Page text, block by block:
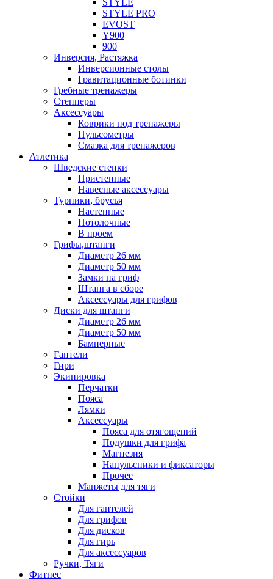
STYLE
STYLE PRO
EVOST
Y900
900
Инверсия, Растяжка
Инверсионные столы
Гравитационные ботинки
Гребные тренажеры
Степперы
Аксессуары
Коврики под тренажеры
Пульсометры
Смазка для тренажеров
Атлетика
Шведские стенки
Пристенные
Навесные аксессуары
Турники, брусья
Настенные
Потолочные
В проем
Грифы,штанги
Диаметр 26 мм
Диаметр 50 мм
Замки на гриф
Штанга в сборе
Аксессуары для грифов
Диски для штанги
Диаметр 26 мм
Диаметр 50 мм
Бамперные
Гантели
Гири
Экипировка
Перчатки
Пояса
Лямки
Аксессуары
Пояса для отягощений
Подушки для грифа
Магнезия
Напульсники и фиксаторы
Прочее
Манжеты для тяги
Стойки
Для гантелей
Для грифов
Для дисков
Для гирь
Для аксессуаров
Ручки, Тяги
Фитнес